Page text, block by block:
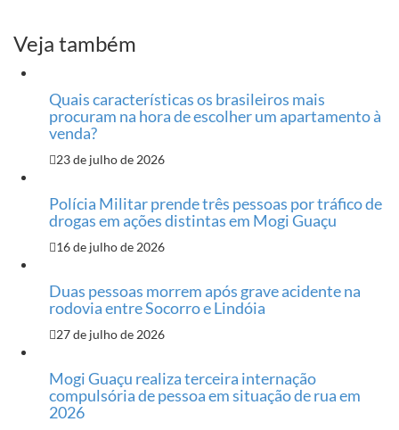
Veja também
Quais características os brasileiros mais
procuram na hora de escolher um apartamento à
venda?
23 de julho de 2026
Polícia Militar prende três pessoas por tráfico de
drogas em ações distintas em Mogi Guaçu
16 de julho de 2026
Duas pessoas morrem após grave acidente na
rodovia entre Socorro e Lindóia
27 de julho de 2026
Mogi Guaçu realiza terceira internação
compulsória de pessoa em situação de rua em
2026